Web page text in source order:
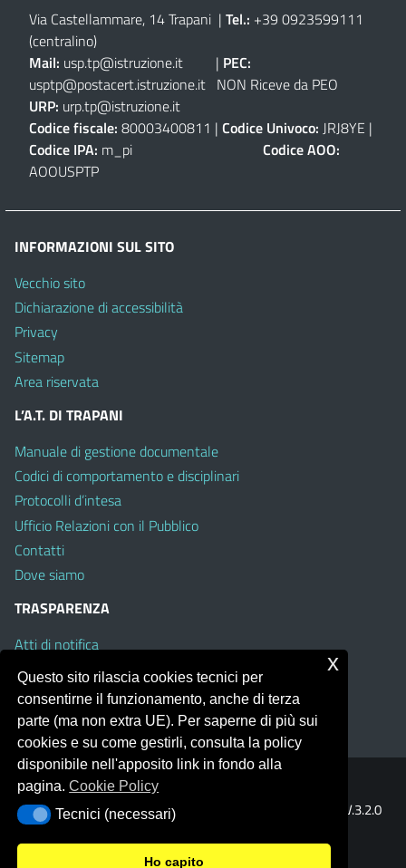
Via Castellammare, 14 Trapani | Tel.: +39 0923599111
(centralino)
Mail: usp.tp@istruzione.it | PEC:
usptp@postacert.istruzione.it NON Riceve da PEO
URP: urp.tp@istruzione.it
Codice fiscale: 80003400811 | Codice Univoco: JRJ8YE |
Codice IPA: m_pi Codice AOO:
AOOUSPTP
INFORMAZIONI SUL SITO
Vecchio sito
Dichiarazione di accessibilità
Privacy
Sitemap
Area riservata
L’A.T. DI TRAPANI
Manuale di gestione documentale
Codici di comportamento e disciplinari
Protocolli d’intesa
Ufficio Relazioni con il Pubblico
Contatti
Dove siamo
TRASPARENZA
Atti di notifica
Albo on line
Amministrazione Trasparente
Obiettivi di Accessibilità
Portale realizzato con la piattaforma
Template Italia configurato sul tema accessibile
V.3.2.0
(Mizar)
Questo sito rilascia cookies tecnici per
consentirne il funzionamento, anche di terza
parte (ma non extra UE). Per saperne di più sui
cookies e su come gestirli, consulta la policy
disponibile nell'apposito link in fondo alla
pagina.Cookie Policy
Tecnici (necessari)
Tecnici (necessari)
Ho capito
x